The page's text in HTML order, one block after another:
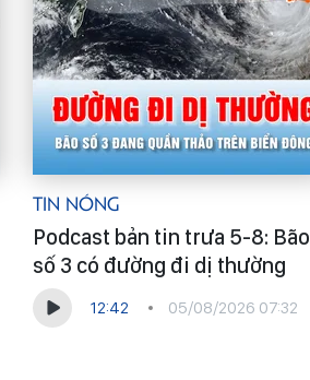
Tin Nóng
Podcast bản tin trưa 5-8: Bão
số 3 có đường đi dị thường
12:42 05/08/2026 07:32